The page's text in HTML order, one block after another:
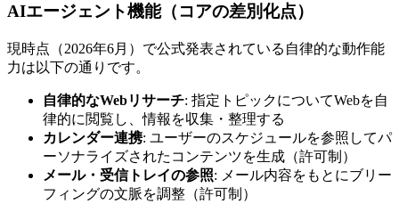
AIエージェント機能（コアの差別化点）
現時点（2026年6月）で公式発表されている自律的な動作能
力は以下の通りです。
自律的なWebリサーチ: 指定トピックについてWebを自
律的に閲覧し、情報を収集・整理する
カレンダー連携: ユーザーのスケジュールを参照してパ
ーソナライズされたコンテンツを生成（許可制）
メール・受信トレイの参照: メール内容をもとにブリー
フィングの文脈を調整（許可制）